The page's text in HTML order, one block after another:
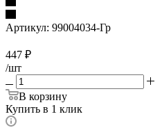
Артикул: 99004034-Гр
447 ₽
/шт
В корзину
Купить в 1 клик